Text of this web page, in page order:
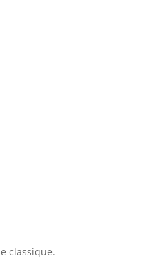
classique.